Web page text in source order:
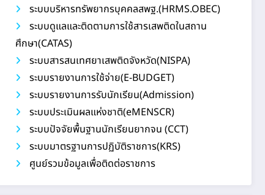
ระบบบริหารทรัพยากรบุคคลสพฐ.(HRMS.OBEC)
ระบบดูแลและติดตามการใช้สารเสพติดในสถาน
ศึกษา(CATAS)
ระบบสารสนเทศยาเสพติดจังหวัด(NISPA)
ระบบรายงานการใช้จ่าย(E-BUDGET)
ระบบรายงานการรับนักเรียน(Admission)
ระบบประเมินผลแห่งชาติ(eMENSCR)
ระบบปัจจัยพื้นฐานนักเรียนยากจน (CCT)
ระบบมาตรฐานการปฏิบัติราชการ(KRS)
ศูนย์รวมข้อมูลเพื่อติดต่อราชการ